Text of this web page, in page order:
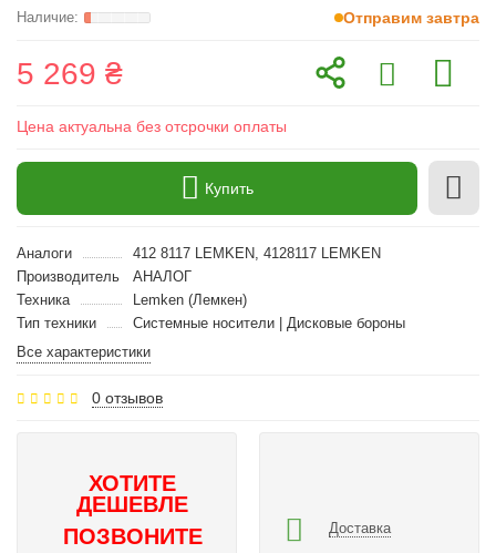
Отправим завтра
5 269 ₴
Цена актуальна без отсрочки оплаты
Купить
Аналоги
412 8117 LEMKEN, 4128117 LEMKEN
Производитель
АНАЛОГ
Техника
Lemken (Лемкен)
Тип техники
Cистемные носители | Дисковые бороны
Все характеристики
0 отзывов
ХОТИТЕ
ДЕШЕВЛЕ
ПОЗВОНИТЕ
Доставка